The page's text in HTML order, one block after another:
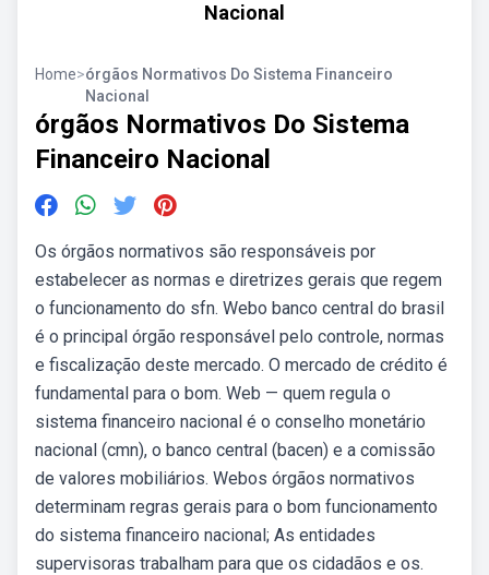
Nacional
Home>órgãos Normativos Do Sistema Financeiro
Nacional
órgãos Normativos Do Sistema
Financeiro Nacional
Os órgãos normativos são responsáveis por
estabelecer as normas e diretrizes gerais que regem
o funcionamento do sfn. Webo banco central do brasil
é o principal órgão responsável pelo controle, normas
e fiscalização deste mercado. O mercado de crédito é
fundamental para o bom. Web — quem regula o
sistema financeiro nacional é o conselho monetário
nacional (cmn), o banco central (bacen) e a comissão
de valores mobiliários. Webos órgãos normativos
determinam regras gerais para o bom funcionamento
do sistema financeiro nacional; As entidades
supervisoras trabalham para que os cidadãos e os.